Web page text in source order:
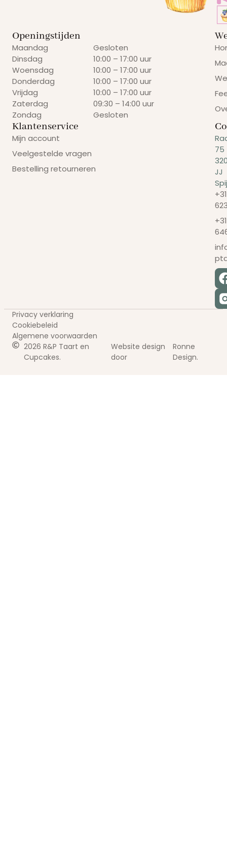
Openingstijden
Maandag
Dinsdag
Woensdag
Donderdag
Vrijdag
Zaterdag
Zondag
Gesloten
10:00 – 17:00 uur
10:00 – 17:00 uur
10:00 – 17:00 uur
10:00 – 17:00 uur
09:30 – 14:00 uur
Gesloten
Klantenservice
Mijn account
Veelgestelde vragen
Bestelling retourneren
75
JJ
2026 R&P Taart en
Cupcakes.
Website design
door
Ronne
Design.
Privacy verklaring
Cookiebeleid
Algemene voorwaarden